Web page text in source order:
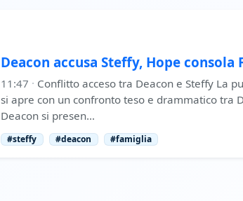
Deacon accusa Steffy, Hope consola
11:47 · Conflitto acceso tra Deacon e Steffy La
si apre con un confronto teso e drammatico tra
Deacon si presen…
#steffy #deacon #famiglia